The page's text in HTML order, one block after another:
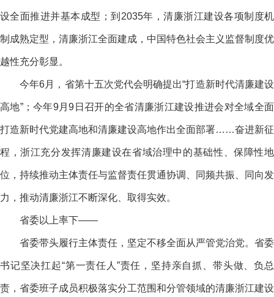
设全面推进并基本成型；到2035年，清廉浙江建设各项制度机
制成熟定型，清廉浙江全面建成，中国特色社会主义监督制度优
越性充分彰显。
今年6月，省第十五次党代会明确提出“打造新时代清廉建设
高地”；今年9月9日召开的全省清廉浙江建设推进会对全域全面
打造新时代党建高地和清廉建设高地作出全面部署……奋进新征
程，浙江充分发挥清廉建设在省域治理中的基础性、保障性地
位，持续推动主体责任与监督责任贯通协调、同频共振、同向发
力，推动清廉浙江不断深化、取得实效。
省委以上率下——
省委带头履行主体责任，坚定不移全面从严管党治党。省委
书记坚决扛起“第一责任人”责任，坚持亲自抓、带头做、负总
责，省委班子成员积极落实分工范围和分管领域的清廉浙江建设